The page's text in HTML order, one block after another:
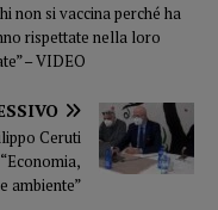
non si vaccina perché ha
rispettate nella loro
– VIDEO
Ceruti
ambiente”